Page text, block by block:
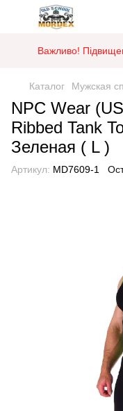
Важливо!
Каталог Мужская
NPC Wear
Ribbed Tank
Зеленая ( L )
Артикул: MD7609-1